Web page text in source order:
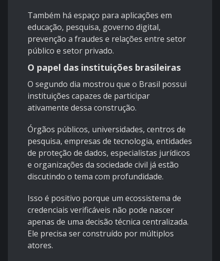
Também há espaço para aplicações em
educação, pesquisa, governo digital,
prevenção a fraudes e relações entre setor
público e setor privado.
O papel das instituições brasileiras
O segundo dia mostrou que o Brasil possui
instituições capazes de participar
ativamente dessa construção.
Órgãos públicos, universidades, centros de
pesquisa, empresas de tecnologia, entidades
de proteção de dados, especialistas jurídicos
e organizações da sociedade civil já estão
discutindo o tema com profundidade.
Isso é positivo porque um ecossistema de
credenciais verificáveis não pode nascer
apenas de uma decisão técnica centralizada.
Ele precisa ser construído por múltiplos
atores.